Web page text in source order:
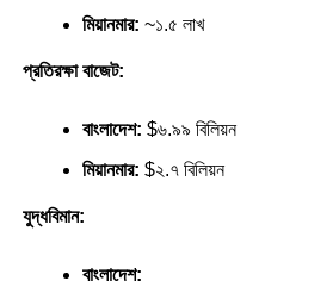
মিয়ানমার: ~১.৫ লাখ
প্রতিরক্ষা বাজেট:
বাংলাদেশ: $৬.৯৯ বিলিয়ন
মিয়ানমার: $২.৭ বিলিয়ন
যুদ্ধবিমান:
বাংলাদেশ: